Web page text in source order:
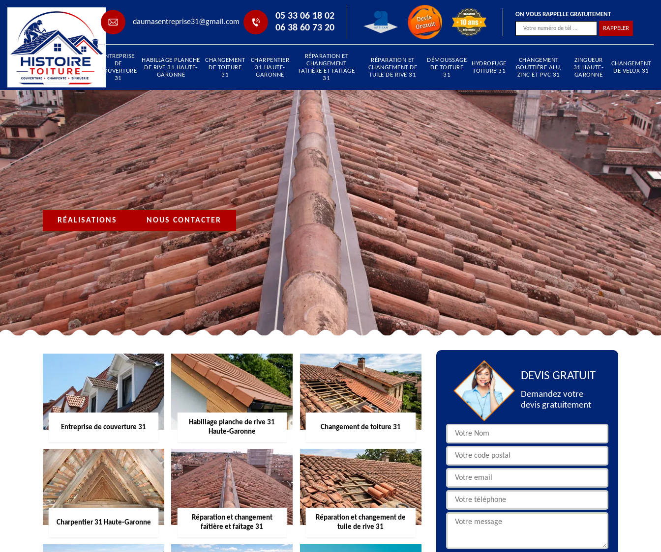
daumasentreprise31@gmail.com
05 33 06 18 02
06 38 60 73 20
ON VOUS RAPPELLE GRATUITEMENT
ENTREPRISE
DE
COUVERTURE
31
HABILLAGE PLANCHE
DE RIVE 31 HAUTE-
GARONNE
CHANGEMENT
DE TOITURE
31
CHARPENTIER
31 HAUTE-
GARONNE
RÉPARATION ET
CHANGEMENT
FAÎTIÈRE ET FAÎTAGE
31
RÉPARATION ET
CHANGEMENT DE
TUILE DE RIVE 31
DÉMOUSSAGE
DE TOITURE
31
HYDROFUGE
TOITURE 31
CHANGEMENT
GOUTTIÈRE ALU,
ZINC ET PVC 31
ZINGUEUR
31 HAUTE-
GARONNE
CHANGEMENT
DE VELUX 31
RÉALISATIONS NOUS CONTACTER
Entreprise de couverture 31
Habillage planche de rive 31
Haute-Garonne
Changement de toiture 31
Charpentier 31 Haute-Garonne
Réparation et changement
faîtière et faîtage 31
Réparation et changement de
tuile de rive 31
DEVIS GRATUIT
Demandez votre
devis gratuitement